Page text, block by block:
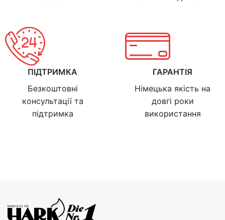
ПІДТРИМКА
Безкоштовні
консультації та
підтримка
ГАРАНТІЯ
Німецька якість на
довгі роки
використання